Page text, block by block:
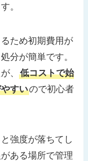
。
ため初期費用が
分が簡単です。
、低コストで始
すいので初心者
強度が落ちてし
ある場所で管理